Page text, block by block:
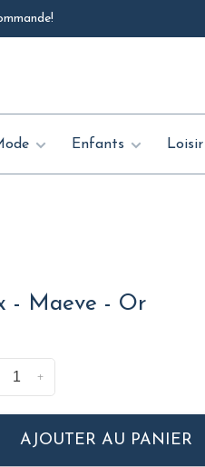
Enfants Loisir
- Maeve - Or
+
AJOUTER AU PANIER